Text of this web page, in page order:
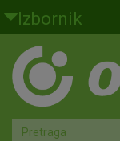
Skoči na glavni sadržaj
Izbornik
Građani
Privatno bankarstvo
Agro